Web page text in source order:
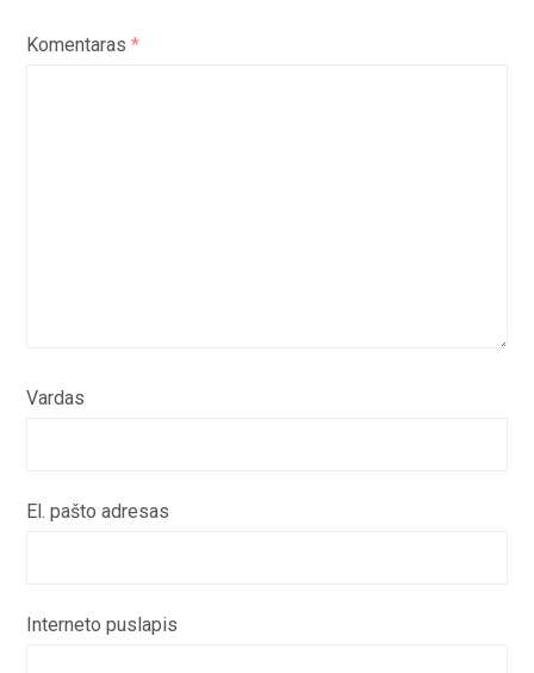
Komentaras*
Vardas
El. pašto adresas
Interneto puslapis